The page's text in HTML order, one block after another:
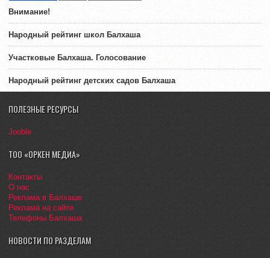
Внимание!
Народный рейтинг школ Балхаша
Участковые Балхаша. Голосование
Народный рейтинг детских садов Балхаша
ПОЛЕЗНЫЕ РЕСУРСЫ
Jooble
ТОО «ОРКЕН МЕДИА»
Контакты
О нас
Реклама в Балхаше
Реклама на сайте
Телефоны Балхаша
НОВОСТИ ПО РАЗДЕЛАМ